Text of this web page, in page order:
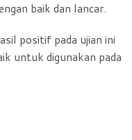
baik dan lancar.
positif pada ujian ini
untuk digunakan pada